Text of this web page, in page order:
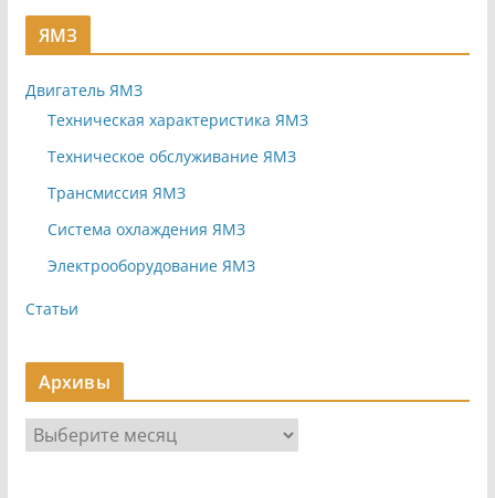
ЯМЗ
Двигатель ЯМЗ
Техническая характеристика ЯМЗ
Техническое обслуживание ЯМЗ
Трансмиссия ЯМЗ
Система охлаждения ЯМЗ
Электрооборудование ЯМЗ
Статьи
Архивы
р